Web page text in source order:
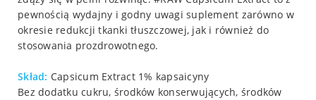
pewnością wydajny i godny uwagi suplement zarówno w
okresie redukcji tkanki tłuszczowej, jak i również do
stosowania prozdrowotnego.
Skład: Capsicum Extract 1% kapsaicyny
Bez dodatku cukru, środków konserwujących, środków